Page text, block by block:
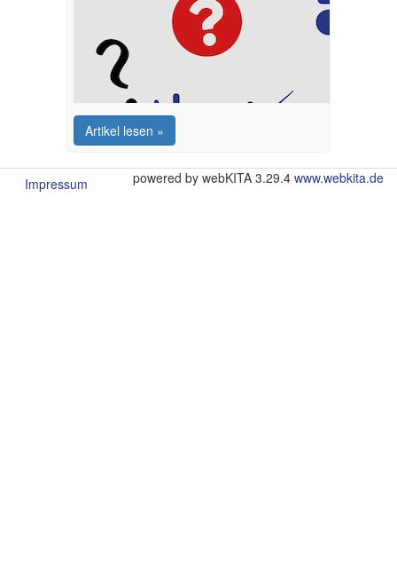
Artikel lesen »
Impressum powered by webKITA 3.29.4 www.webkita.de